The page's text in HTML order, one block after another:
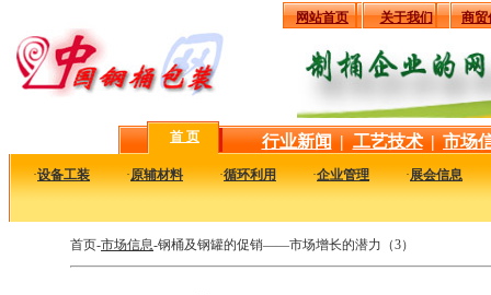
网站首页 关于我们 商贸
首 页 行业新闻 | 工艺技术 | 市场
·设备工装 ·原辅材料 ·循环利用 ·企业管理 ·展会信息
首页-市场信息-钢桶及钢罐的促销——市场增长的潜力（3）